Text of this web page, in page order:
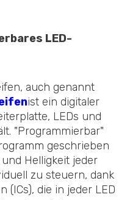
LED-
auch genannt
ist ein digitaler
LEDs und
"Programmierbar"
geschrieben
Helligkeit jeder
zu steuern, dank
(ICs), die in jeder LED